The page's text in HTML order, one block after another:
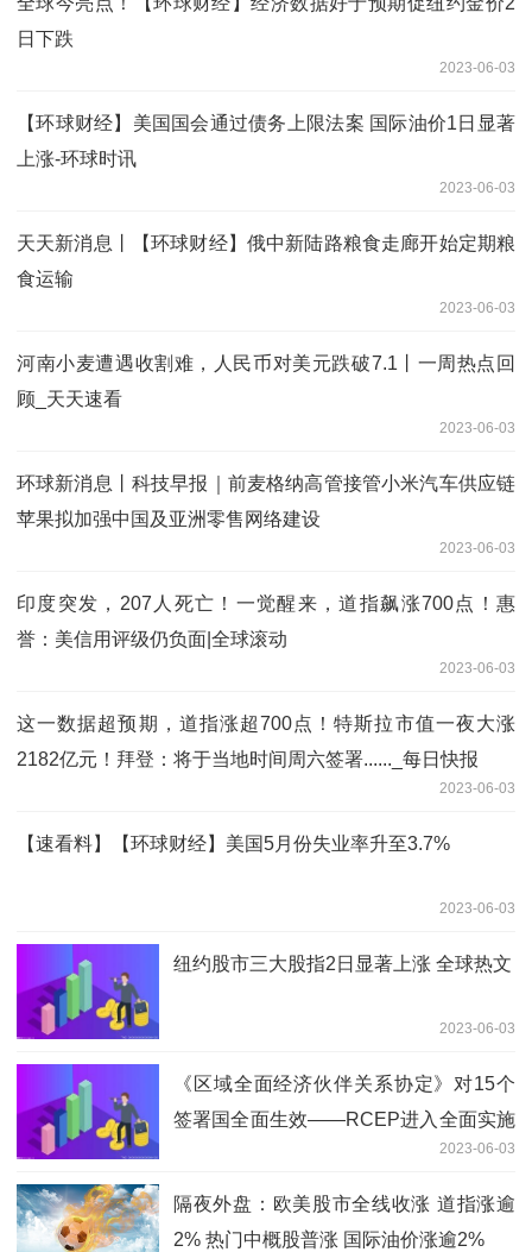
日下跌
2023-06-03
【环球财经】美国国会通过债务上限法案 国际油价1日显著
上涨-环球时讯
2023-06-03
天天新消息丨【环球财经】俄中新陆路粮食走廊开始定期粮
食运输
2023-06-03
河南小麦遭遇收割难，人民币对美元跌破7.1丨一周热点回
顾_天天速看
2023-06-03
环球新消息丨科技早报｜前麦格纳高管接管小米汽车供应链
苹果拟加强中国及亚洲零售网络建设
2023-06-03
印度突发，207人死亡！一觉醒来，道指飙涨700点！惠
誉：美信用评级仍负面|全球滚动
2023-06-03
这一数据超预期，道指涨超700点！特斯拉市值一夜大涨
2182亿元！拜登：将于当地时间周六签署......_每日快报
2023-06-03
【速看料】【环球财经】美国5月份失业率升至3.7%
2023-06-03
纽约股市三大股指2日显著上涨 全球热文
2023-06-03
《区域全面经济伙伴关系协定》对15个
签署国全面生效——RCEP进入全面实施
2023-06-03
隔夜外盘：欧美股市全线收涨 道指涨逾
2% 热门中概股普涨 国际油价涨逾2%